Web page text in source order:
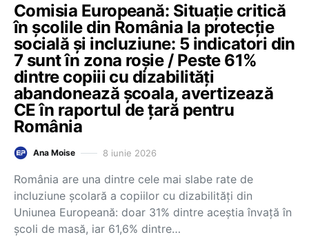
Comisia Europeană: Situație critică
în școlile din România la protecție
socială și incluziune: 5 indicatori din
7 sunt în zona roșie / Peste 61%
dintre copiii cu dizabilități
abandonează școala, avertizează
CE în raportul de țară pentru
România
Ana Moise 8 iunie 2026
România are una dintre cele mai slabe rate de
incluziune școlară a copiilor cu dizabilități din
Uniunea Europeană: doar 31% dintre aceștia învață în
școli de masă, iar 61,6% dintre…